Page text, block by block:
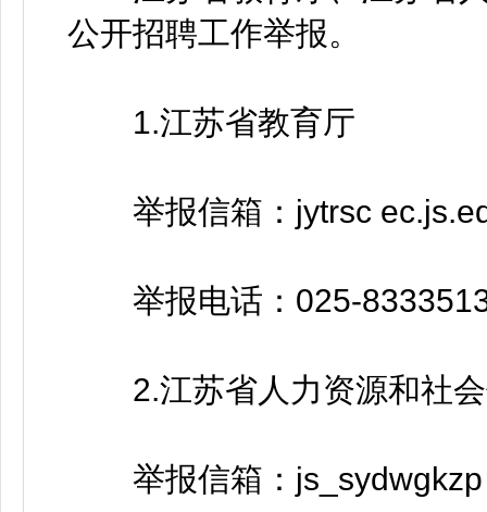
公开招聘工作举报。
1.江苏省教育厅
举报信箱：jytrsc
举报电话：025-
2.江苏省人力资源和社会
举报信箱：js_sydwgkzp